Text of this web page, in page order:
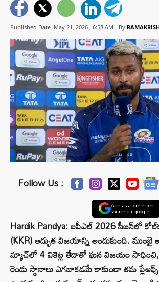
Published Date :May 21, 2026 , 6:58 AM By
Follow Us :
Add as a preferred
source on google
Hardik Pandya: ఐపీఎల్ 2026 సీజన్‌లో
(KKR) అద్భుత విజయాన్ని అందుకుంది.
మ్యాచ్‌లో 4 వికెట్ల తేడాతో ఘన విజయం సాధించి,
రెండు స్థానాలు ఎగబాకడమే కాకుండా తమ